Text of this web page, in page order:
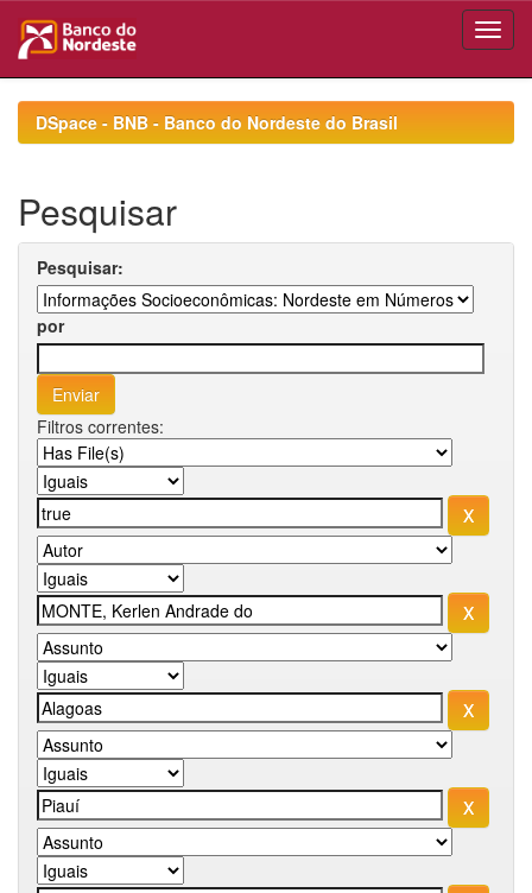
navigationDSpace - BNB - Banco do Nordeste do Brasil
Pesquisar
Pesquisar:
por
Filtros correntes: